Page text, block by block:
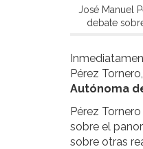
José Manuel
debate
Pérez
Autónoma
Pérez
sobre el
sobre otras